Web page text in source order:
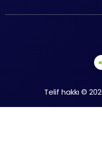
Telif hakkı ©